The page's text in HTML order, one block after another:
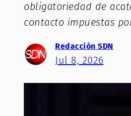
obligatoriedad de
contacto impuestas
Redacción SDN
Jul 8, 2026